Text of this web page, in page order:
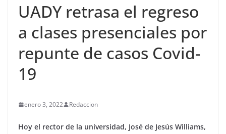
UADY retrasa el regreso
a clases presenciales por
repunte de casos Covid-
19
enero 3, 2022 Redaccion
Hoy el rector de la universidad, José de Jesús Williams,